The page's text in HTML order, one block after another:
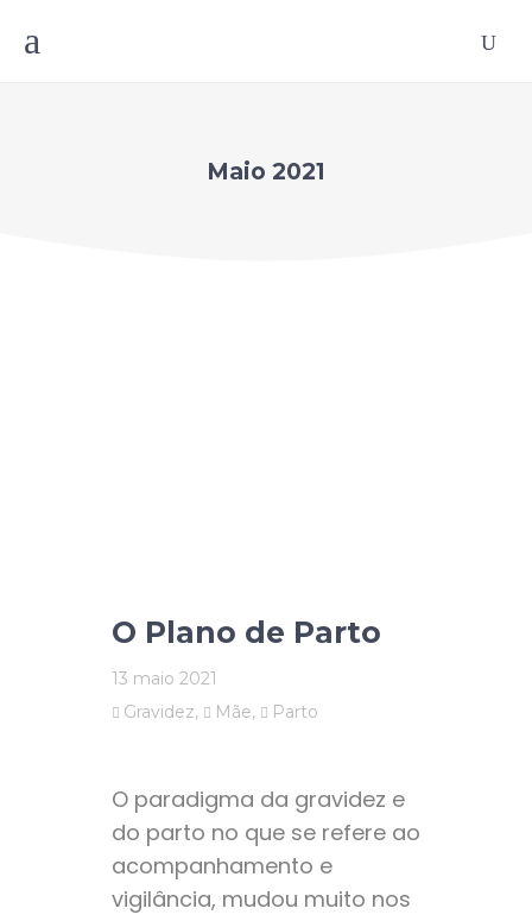
Maio 2021
O Plano de Parto
13 maio 2021
Gravidez, Mãe, Parto
O paradigma da gravidez e
do parto no que se refere ao
acompanhamento e
vigilância, mudou muito nos